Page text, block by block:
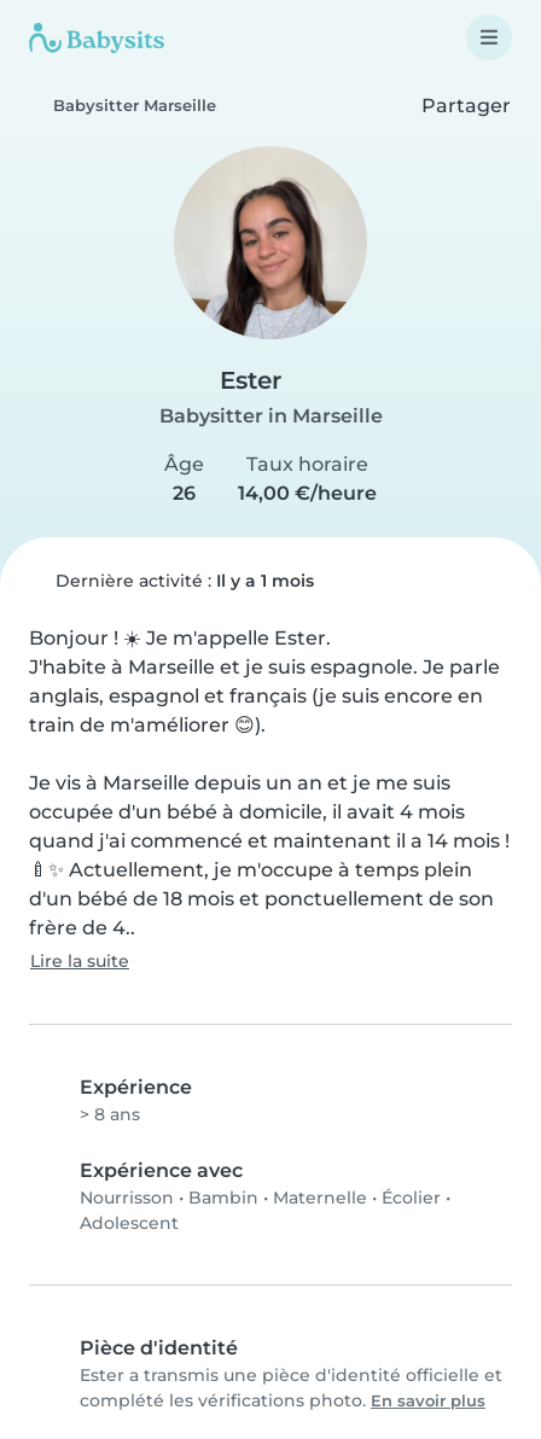
Babysitter Marseille Partager
Ester
Babysitter in Marseille
Âge
26
Taux horaire
14,00 €/heure
Dernière activité : Il y a 1 mois
Bonjour ! ☀️ Je m'appelle Ester.
J'habite à Marseille et je suis espagnole. Je parle
anglais, espagnol et français (je suis encore en
train de m'améliorer 😊).
Je vis à Marseille depuis un an et je me suis
occupée d'un bébé à domicile, il avait 4 mois
quand j'ai commencé et maintenant il a 14 mois !
🍼✨ Actuellement, je m'occupe à temps plein
d'un bébé de 18 mois et ponctuellement de son
frère de 4..
Lire la suite
Expérience
> 8 ans
Expérience avec
Nourrisson • Bambin • Maternelle • Écolier •
Adolescent
Pièce d'identité
Ester a transmis une pièce d'identité officielle et
complété les vérifications photo. En savoir plus